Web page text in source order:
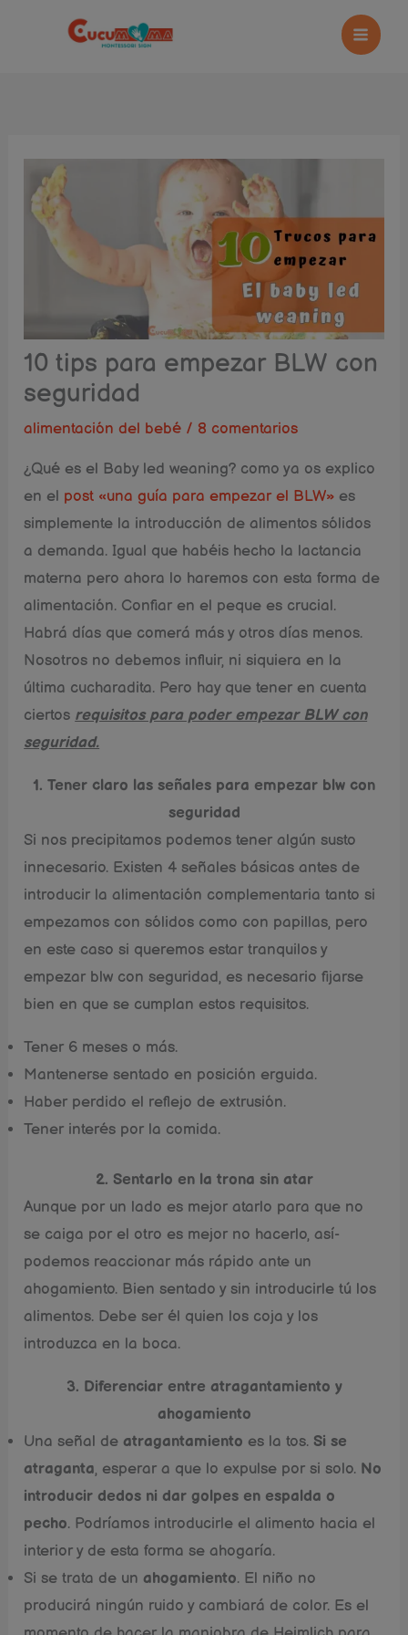
10 tips para empezar BLW con
seguridad
alimentación del bebé / 8 comentarios
¿Qué es el Baby led weaning? como ya os explico
en el post «una guía para empezar el BLW» es
simplemente la introducción de alimentos sólidos
a demanda. Igual que habéis hecho la lactancia
materna pero ahora lo haremos con esta forma de
alimentación. Confiar en el peque es crucial.
Habrá dí­as que comerá más y otros días menos.
Nosotros no debemos influir, ni siquiera en la
última cucharadita. Pero hay que tener en cuenta
ciertos requisitos para poder empezar BLW con
seguridad.
1. Tener claro las señales para empezar blw con
seguridad
Si nos precipitamos podemos tener algún susto
innecesario. Existen 4 señales básicas antes de
introducir la alimentación complementaria tanto si
empezamos con sólidos como con papillas, pero
en este caso si queremos estar tranquilos y
empezar blw con seguridad, es necesario fijarse
bien en que se cumplan estos requisitos.
Tener 6 meses o más.
Mantenerse sentado en posición erguida.
Haber perdido el reflejo de extrusión.
Tener interés por la comida.
2. Sentarlo en la trona sin atar
Aunque por un lado es mejor atarlo para que no
se caiga por el otro es mejor no hacerlo, así­
podemos reaccionar más rápido ante un
ahogamiento. Bien sentado y sin introducirle tú los
alimentos. Debe ser él quien los coja y los
introduzca en la boca.
3. Diferenciar entre atragantamiento y
ahogamiento
Una señal de atragantamiento es la tos. Si se
atraganta, esperar a que lo expulse por si solo. No
introducir dedos ni dar golpes en espalda o
pecho. Podrí­amos introducirle el alimento hacia el
interior y de esta forma se ahogaría.
Si se trata de un ahogamiento. El niño no
producirá ningún ruido y cambiará de color. Es el